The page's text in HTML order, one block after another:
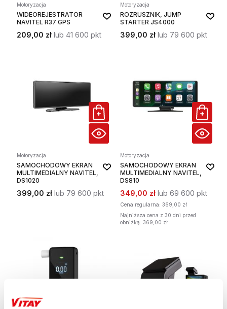
Motoryzacja
WIDEOREJESTRATOR
NAVITEL R37 GPS
209,00 zł lub 41 600 pkt
Motoryzacja
ROZRUSZNIK, JUMP
STARTER JS4000
399,00 zł lub 79 600 pkt
Motoryzacja
SAMOCHODOWY EKRAN
MULTIMEDIALNY NAVITEL,
DS1020
399,00 zł lub 79 600 pkt
Motoryzacja
SAMOCHODOWY EKRAN
MULTIMEDIALNY NAVITEL,
DS810
349,00 zł lub 69 600 pkt
Cena regularna: 369,00 zł
Najniższa cena z 30 dni przed
obniżką: 369,00 zł